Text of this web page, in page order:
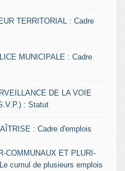
TERRITORIAL : Cadre
MUNICIPALE : Cadre
DE LA VOIE
: Statut
: Cadre d'emplois
COMMUNAUX ET PLURI-
cumul de plusieurs emplois